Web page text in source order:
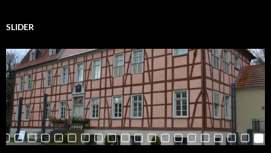
SLIDER